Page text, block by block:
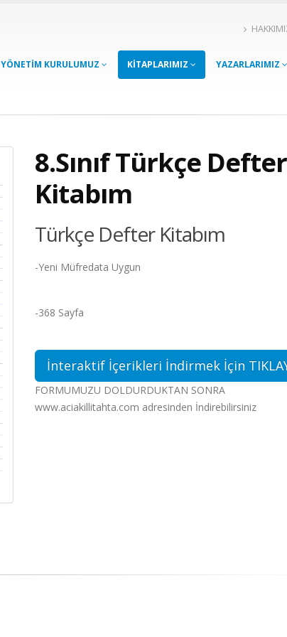
YÖNETİM KURULUMUZ KİTAPLARIMIZ YAZARLARIMIZ
8.Sınıf Türkçe Defter
Kitabım
Türkçe Defter Kitabım
-Yeni Müfredata Uygun
-368 Sayfa
İnteraktif İçerikleri İndirmek İçin
FORMUMUZU DOLDURDUKTAN SONRA
www.aciakillitahta.com adresinden İndirebilirsiniz